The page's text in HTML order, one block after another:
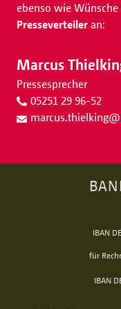
ebenso wie Wünsche
Presseverteiler an:
Marcus
Pressesprecher
05251 29 96-52
marcus.thielking@
IBAN
für
IBAN